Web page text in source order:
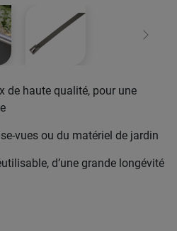
de haute qualité, pour une
vues ou du matériel de jardin
d’une grande longévité